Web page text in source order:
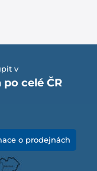
v
celé ČR
o prodejnách